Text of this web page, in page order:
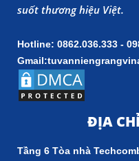
suốt thương hiệu Việt.
Hotline: 0862.036.333 -
ĐỊA
Tầng 6 Tòa nhà